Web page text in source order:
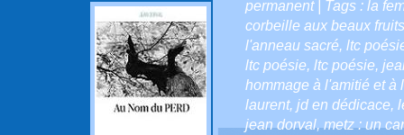
permanent| Tags : la
corbeille aux beaux
l'anneau sacré, ltc
ltc poésie, ltc poésie,
hommage à l'amitié et à
laurent, jd en dédicace,
jean dorval,metz : un